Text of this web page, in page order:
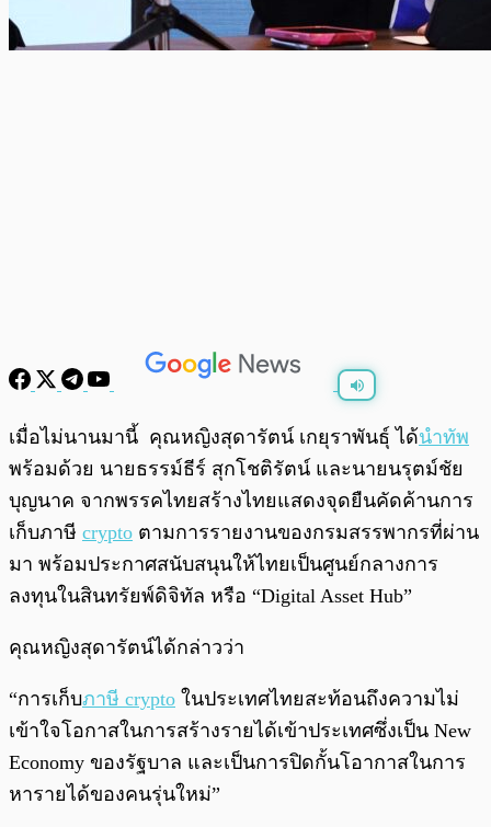
0:00/0:00
เมื่อไม่นานมานี้ คุณหญิงสุดารัตน์ เกยุราพันธุ์ ได้นำทัพ
พร้อมด้วย นายธรรม์ธีร์ สุกโชติรัตน์ และนายนรุตม์ชัย
บุญนาค จากพรรคไทยสร้างไทยแสดงจุดยืนคัดค้านการ
เก็บภาษี crypto ตามการรายงานของกรมสรรพากรที่ผ่าน
มา พร้อมประกาศสนับสนุนให้ไทยเป็นศูนย์กลางการ
ลงทุนในสินทรัยพ์ดิจิทัล หรือ “Digital Asset Hub”
คุณหญิงสุดารัตน์ได้กล่าวว่า
“การเก็บภาษี crypto ในประเทศไทยสะท้อนถึงความไม่
เข้าใจโอกาสในการสร้างรายได้เข้าประเทศซึ่งเป็น New
Economy ของรัฐบาล และเป็นการปิดกั้นโอากาสในการ
หารายได้ของคนรุ่นใหม่”